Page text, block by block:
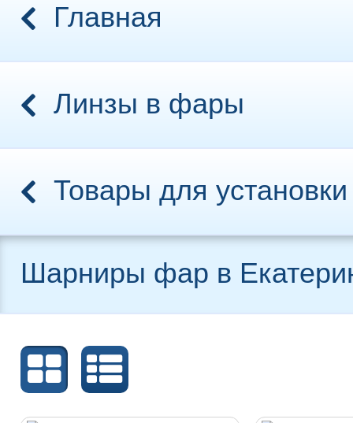
Главная
Линзы в фары
Товары для установки
Шарниры фар в